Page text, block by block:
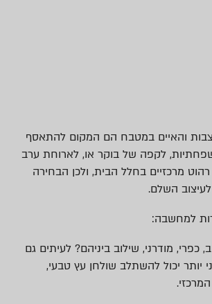
והאיים במטבח הם המקום להתאסף
לקפה של בוקר או, לארוחת ערב
מרכזיים בחלל הבית, ולכן הבחירה
השלם.
למחשבה:
כפרי, מודרני, שילוב ביניהם? לעיתים גם
יותר יכול להשתלב שולחן עץ טבעי,